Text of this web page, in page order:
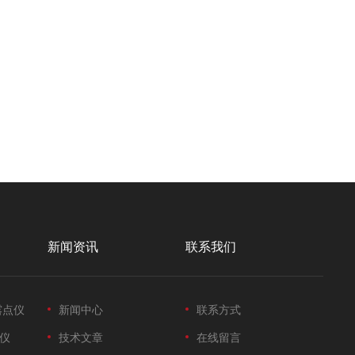
仪
新闻资讯
新闻中心
技术文章
联系我们
联系方式
在线留言